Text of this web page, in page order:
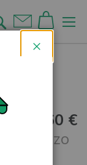
Cerca
10,60 €
al pezzo
Chiudi